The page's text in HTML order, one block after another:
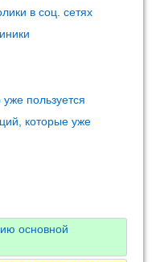
в соц. сетях
пользуется
которые уже
основной